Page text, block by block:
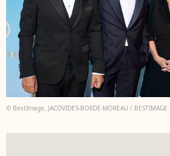
© BestImage, JACOVIDES-BORDE-MOREAU / BESTIMAGE